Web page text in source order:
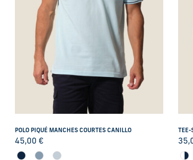
POLO PIQUÉ MANCHES COURTES CANILLO
45,00 €
TEE-